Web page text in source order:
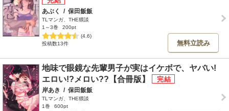
あぶく / 保田飯飯
TLマンガ、THE猥談
1～3巻
200pt
(4.6)
投稿数13件
無料立読み
地味で眼鏡な先輩男子が実はイケボで、ヤバい!
エロい!?メロい??【合冊版】
岸あき / 保田飯飯
TLマンガ、THE猥談
1巻
600pt